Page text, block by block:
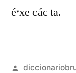
éᵛxe các ta.